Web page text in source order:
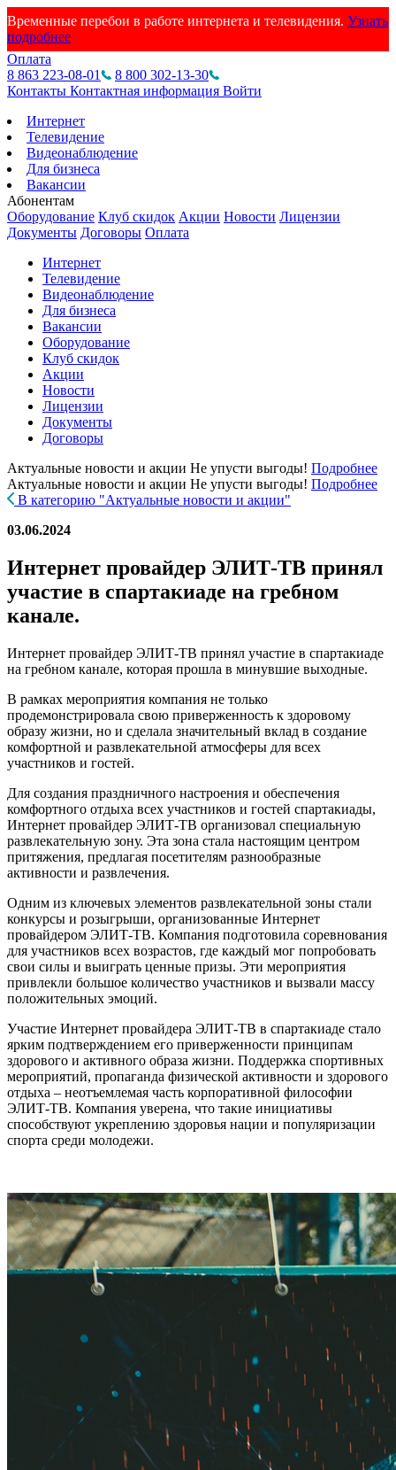
Временные перебои в работе интернета и телевидения. Узнать
подробнее
Оплата
8 863 223-08-01
8 800 302-13-30
Контакты Контактная информация Войти
Интернет
Телевидение
Видеонаблюдение
Для бизнеса
Вакансии
Абонентам
Оборудование Клуб скидок Акции Новости Лицензии
Документы Договоры Оплата
Интернет
Телевидение
Видеонаблюдение
Для бизнеса
Вакансии
Оборудование
Клуб скидок
Акции
Новости
Лицензии
Документы
Договоры
Актуальные новости и акции Не упусти выгоды! Подробнее
Актуальные новости и акции Не упусти выгоды! Подробнее
В категорию "Актуальные новости и акции"
03.06.2024
Интернет провайдер ЭЛИТ-ТВ принял
участие в спартакиаде на гребном
канале.
Интернет провайдер ЭЛИТ-ТВ принял участие в спартакиаде
на гребном канале, которая прошла в минувшие выходные.
В рамках мероприятия компания не только
продемонстрировала свою приверженность к здоровому
образу жизни, но и сделала значительный вклад в создание
комфортной и развлекательной атмосферы для всех
участников и гостей.
Для создания праздничного настроения и обеспечения
комфортного отдыха всех участников и гостей спартакиады,
Интернет провайдер ЭЛИТ-ТВ организовал специальную
развлекательную зону. Эта зона стала настоящим центром
притяжения, предлагая посетителям разнообразные
активности и развлечения.
Одним из ключевых элементов развлекательной зоны стали
конкурсы и розыгрыши, организованные Интернет
провайдером ЭЛИТ-ТВ. Компания подготовила соревнования
для участников всех возрастов, где каждый мог попробовать
свои силы и выиграть ценные призы. Эти мероприятия
привлекли большое количество участников и вызвали массу
положительных эмоций.
Участие Интернет провайдера ЭЛИТ-ТВ в спартакиаде стало
ярким подтверждением его приверженности принципам
здорового и активного образа жизни. Поддержка спортивных
мероприятий, пропаганда физической активности и здорового
отдыха – неотъемлемая часть корпоративной философии
ЭЛИТ-ТВ. Компания уверена, что такие инициативы
способствуют укреплению здоровья нации и популяризации
спорта среди молодежи.